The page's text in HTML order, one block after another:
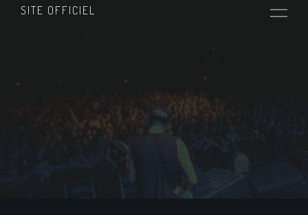
SITE OFFICIEL